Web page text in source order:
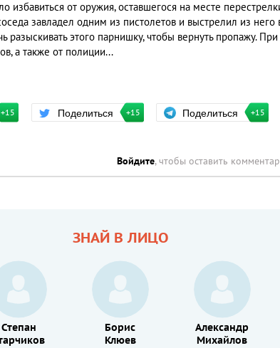
от оружия, оставшегося на месте
завладел одним из пистолетов и выстрелил из него
этого парнишку, чтобы вернуть пропажу. При
а также от полиции...
+15 Поделиться +15 Поделиться +15
Войдите, чтобы оставить
ЗНАЙ В ЛИЦО
Степан
Борис
Клюев
Александр
Михайлов